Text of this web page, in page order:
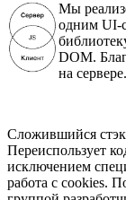
Мы
одним UI-
DOM.
на сервере.
Сложившийся
Переиспользует
исключением
работа с cookies.